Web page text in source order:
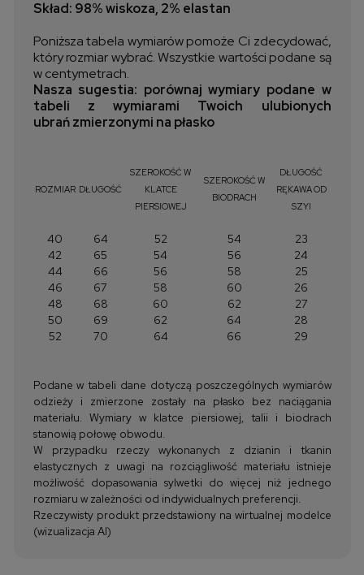
Skład: 98% wiskoza, 2% elastan
Poniższa tabela wymiarów pomoże Ci zdecydować,
który rozmiar wybrać. Wszystkie wartości podane są
w centymetrach.
Nasza sugestia: porównaj wymiary podane w
tabeli z wymiarami Twoich ulubionych
ubrań zmierzonymi na płasko
ROZMIAR DŁUGOŚĆ
SZEROKOŚĆ W
KLATCE
PIERSIOWEJ
SZEROKOŚĆ W
BIODRACH
DŁUGOŚĆ
RĘKAWA OD
SZYI
40 64 52 54
23
42
65 54 56
24
44
66 56 58
25
46
67 58 60
26
48
68 60 62
27
50
69 62 64
28
52
70 64 66 29
Podane w tabeli dane dotyczą poszczególnych wymiarów
odzieży i zmierzone zostały na płasko bez naciągania
materiału. Wymiary w klatce piersiowej, talii i biodrach
stanowią połowę obwodu.
W przypadku rzeczy wykonanych z dzianin i tkanin
elastycznych z uwagi na rozciągliwość materiału istnieje
możliwość dopasowania sylwetki do więcej niż jednego
rozmiaru w zależności od indywidualnych preferencji.
Rzeczywisty produkt przedstawiony na wirtualnej modelce
(wizualizacja AI)